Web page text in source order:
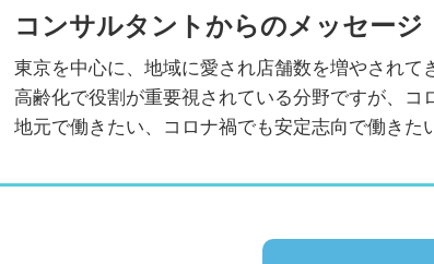
コンサルタントからのメッセージ
東京を中心に、地域に愛され店舗数を増やされて
高齢化で役割が重要視されている分野ですが、コ
地元で働きたい、コロナ禍でも安定志向で働きた